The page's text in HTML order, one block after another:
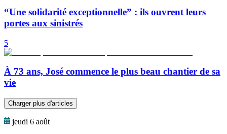
“Une solidarité exceptionnelle” : ils ouvrent leurs
portes aux sinistrés
5
À 73 ans, José commence le plus beau chantier de sa
vie
Charger plus d'articles
jeudi 6 août